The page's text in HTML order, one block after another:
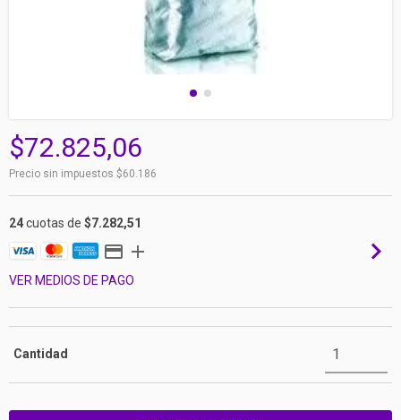
$72.825,06
Precio sin impuestos $60.186
24cuotas de $7.282,51
VER MEDIOS DE PAGO
Cantidad